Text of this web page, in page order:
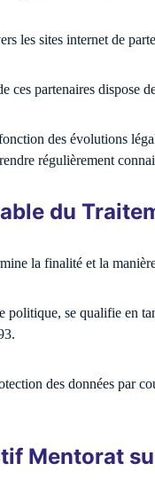
les sites internet de
partenaires dispose
des évolutions
régulièrement
du
la finalité et la
politique, se qualifie
des données
Mentorat